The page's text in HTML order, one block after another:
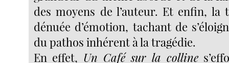
des moyens de l’auteur. Et enfin, la
dénuée d’émotion, tachant de
du pathos inhérent à la tragédie.
En effet, Un Café sur la colline